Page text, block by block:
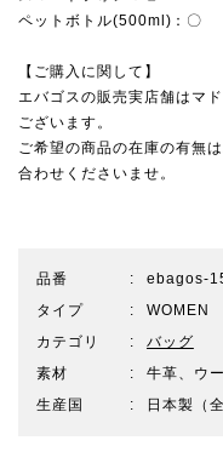
ペットボトル(500ml)：〇
【ご購入に関して】
エバゴスの販売実店舗は マ
ございます。
ご希望の商品の在庫の有無
合わせくださいませ。
品番
ebagos-
タイプ
WOMEN
カテゴリ
バッグ
素材
牛革、ウ
生産国
日本製（